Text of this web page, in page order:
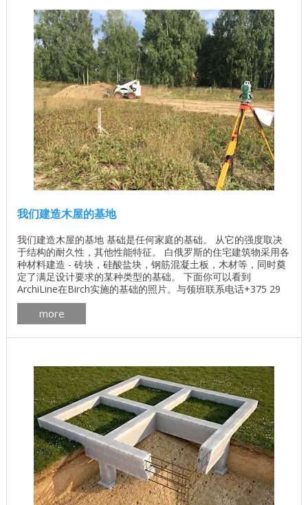
我们建造木屋的基地
我们建造木屋的基地 基础是任何家庭的基础。 从它的强度取决
于结构的耐久性，其他性能特征。 白俄罗斯的住宅建筑物采用各
种材料建造 - 砖块，硅酸盐块，钢筋混凝土板，木材等，同时奠
定了满足设计要求的某种类型的基础。 下面你可以看到
ArchiLine在Birch实施的基础的照片。与领班联系电话+375 29
620 05 67。 洗澡的基础： 主持人的基础。建设： 所有这些都与
财务能力有关：打造高品质和廉价是现代潮流。因此，近年来，
白俄罗斯的木结构房屋已经 ...
more